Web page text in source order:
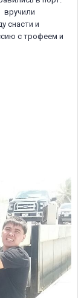
вручили
снасти и
с трофеем и